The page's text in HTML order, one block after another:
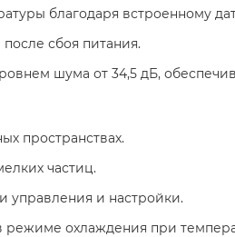
благодаря встроенному
сбоя питания.
шума от 34,5 дБ,
пространствах.
частиц.
управления и настройки.
режиме охлаждения при